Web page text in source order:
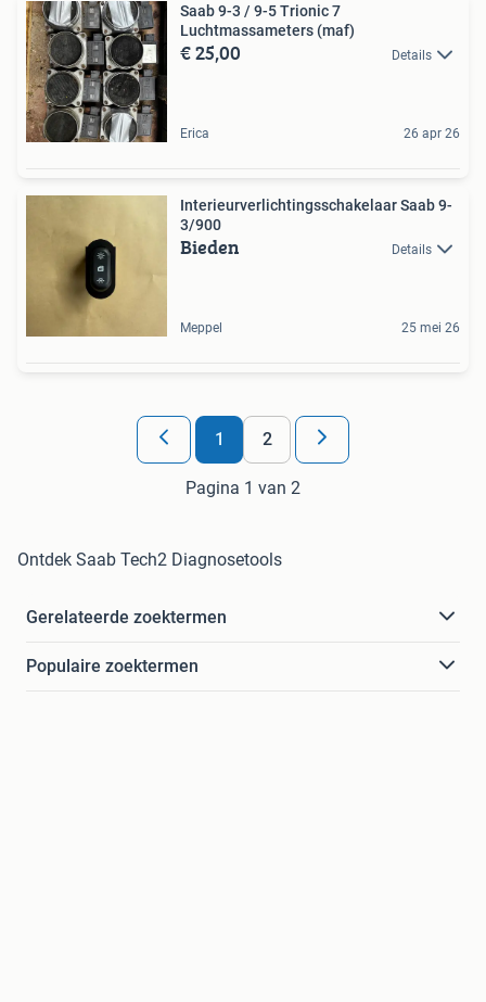
Saab 9-3 / 9-5 Trionic 7
Luchtmassameters (maf)
€ 25,00 Details
Erica 26 apr 26
Interieurverlichtingsschakelaar Saab 9-
3/900
Bieden Details
Meppel 25 mei 26
1 2
Pagina 1 van 2
Ontdek Saab Tech2 Diagnosetools
Gerelateerde zoektermen
Populaire zoektermen